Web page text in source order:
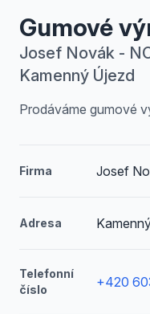
Gumové
Josef Novák -
Kamenný Újezd
Prodáváme gumové
Firma Josef
Adresa
Telefonní
číslo
+420